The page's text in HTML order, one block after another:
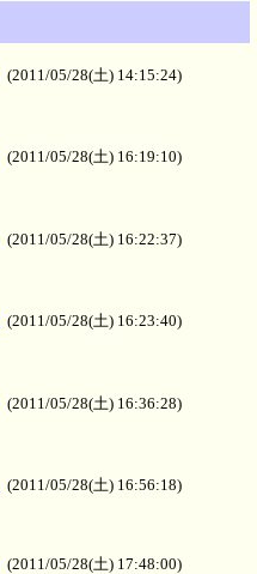
(2011/05/28(土) 14:15:24)
(2011/05/28(土) 16:19:10)
(2011/05/28(土) 16:22:37)
(2011/05/28(土) 16:23:40)
(2011/05/28(土) 16:36:28)
(2011/05/28(土) 16:56:18)
(2011/05/28(土) 17:48:00)